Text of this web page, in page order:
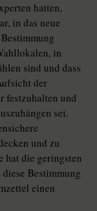
hatten,
in das neue
in
sind und dass
der
festzuhalten und
sei.
und zu
hat die geringsten
Bestimmung
einen